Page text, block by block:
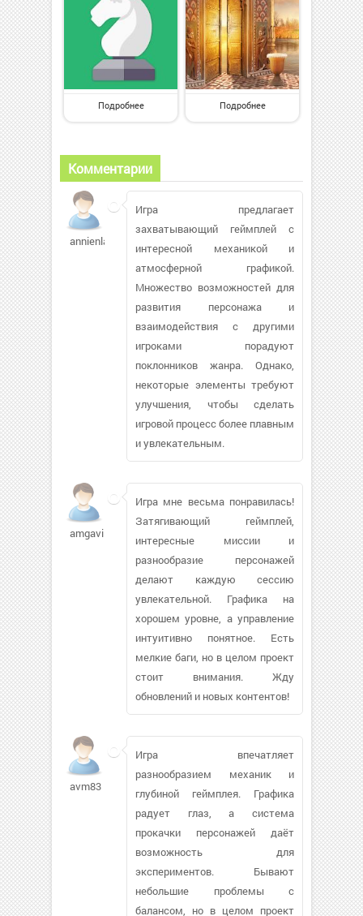
Подробнее Подробнее
Комментарии
annienla
Игра предлагает
захватывающий геймплей с
интересной механикой и
атмосферной графикой.
Множество возможностей для
развития персонажа и
взаимодействия с другими
игроками порадуют
поклонников жанра. Однако,
некоторые элементы требуют
улучшения, чтобы сделать
игровой процесс более плавным
и увлекательным.
amgavila552
Игра мне весьма понравилась!
Затягивающий геймплей,
интересные миссии и
разнообразие персонажей
делают каждую сессию
увлекательной. Графика на
хорошем уровне, а управление
интуитивно понятное. Есть
мелкие баги, но в целом проект
стоит внимания. Жду
обновлений и новых контентов!
avm83
Игра впечатляет
разнообразием механик и
глубиной геймплея. Графика
радует глаз, а система
прокачки персонажей даёт
возможность для
экспериментов. Бывают
небольшие проблемы с
балансом, но в целом проект